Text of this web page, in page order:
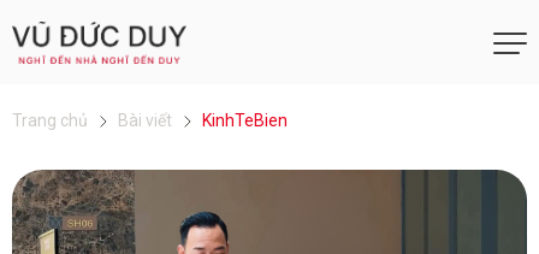
Trang chủ Bài viết KinhTeBien